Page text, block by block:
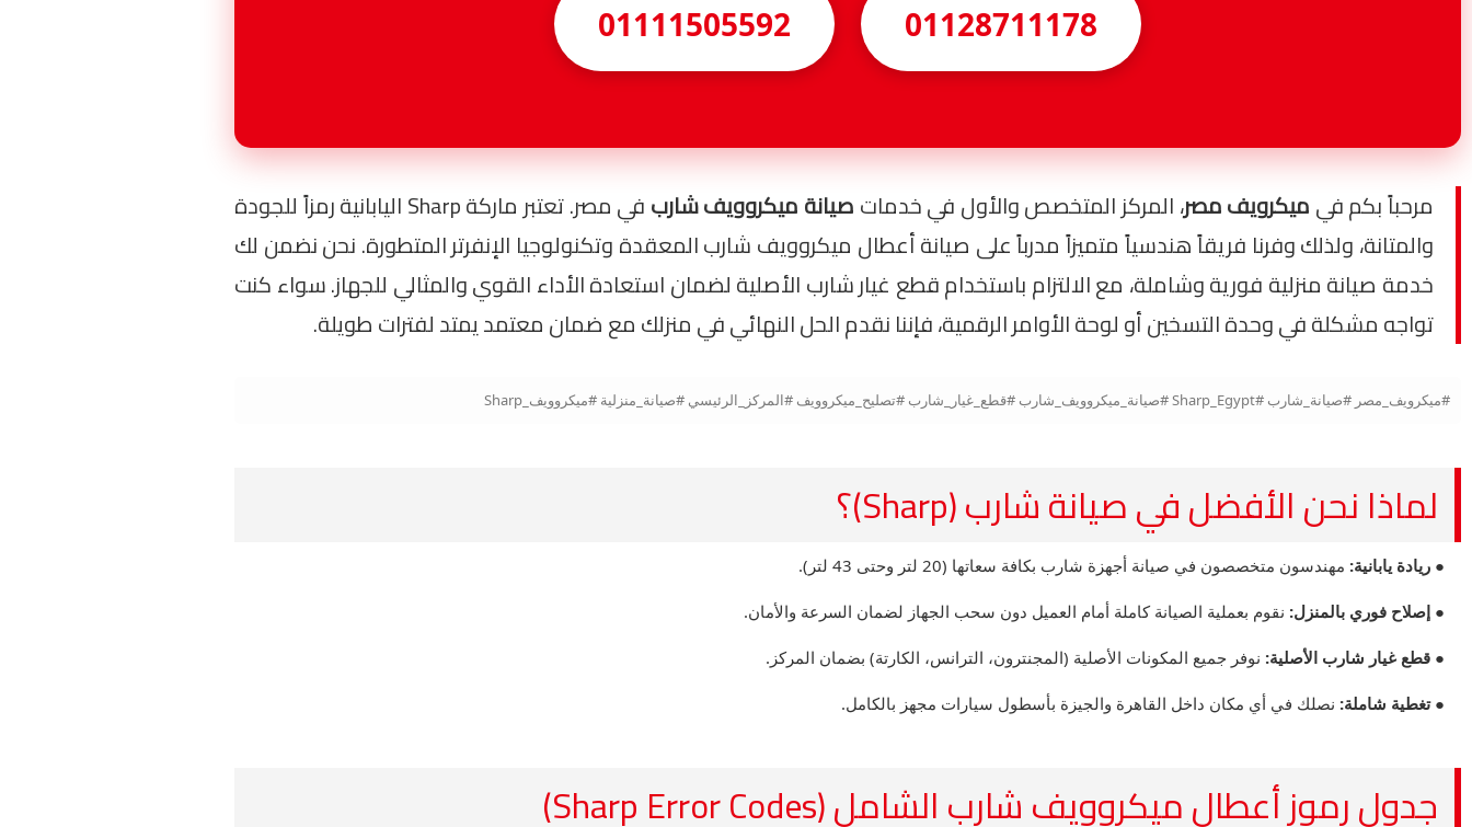
01128711178
01111505592
مرحباً بكم فيميكرويف مصر، المركز المتخصص والأول في خدماتصيانة ميكروويف شارب
في مصر. تعتبر ماركة Sharp اليابانية رمزاً للجودة
والمتانة، ولذلك وفرنا فريقاً هندسياً متميزاً مدرباً على صيانة أعطال ميكروويف شارب المعقدة وتكنولوجيا الإنفرتر المتطورة. نحن نضمن لك
خدمة صيانة منزلية فورية وشاملة، مع الالتزام باستخدام قطع غيار شارب الأصلية لضمان استعادة الأداء القوي والمثالي للجهاز. سواء كنت
تواجه مشكلة في وحدة التسخين أو لوحة الأوامر الرقمية، فإننا نقدم الحل النهائي في منزلك مع ضمان معتمد يمتد لفترات طويلة.
#ميكرويف_مصر #صيانة_شارب #Sharp_Egypt #صيانة_ميكروويف_شارب #قطع_غيار_شارب #تصليح_ميكروويف #المركز_الرئيسي #صيانة_منزلية #ميكروويف_Sharp
لماذا نحن الأفضل في صيانة شارب (Sharp)؟
● ريادة يابانية: مهندسون متخصصون في صيانة أجهزة شارب بكافة سعاتها (20 لتر وحتى 43 لتر).
● إصلاح فوري بالمنزل: نقوم بعملية الصيانة كاملة أمام العميل دون سحب الجهاز لضمان السرعة والأمان.
● قطع غيار شارب الأصلية: نوفر جميع المكونات الأصلية (المجنترون، الترانس، الكارتة) بضمان المركز.
● تغطية شاملة: نصلك في أي مكان داخل القاهرة والجيزة بأسطول سيارات مجهز بالكامل.
جدول رموز أعطال ميكروويف شارب الشامل (Sharp Error Codes)